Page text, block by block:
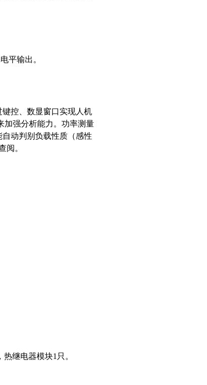
平输出。
控、数显窗口实现人机
加强分析能力。功率测量
动判别负载性质（感性
阅。
继电器模块1只。